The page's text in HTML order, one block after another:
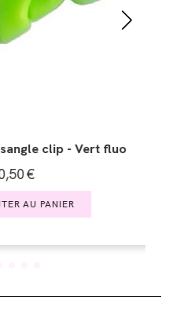
Fermoir boucle sangle clip -